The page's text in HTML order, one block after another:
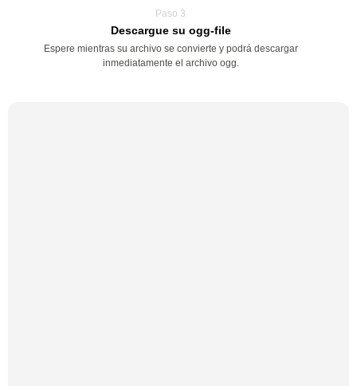
Paso 3
Descargue su ogg-file
Espere mientras su archivo se convierte y podrá descargar
inmediatamente el archivo ogg.